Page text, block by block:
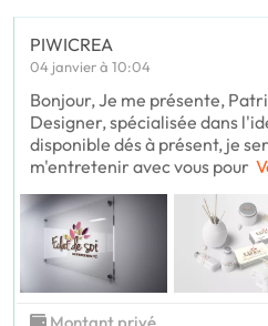
PIWICREA
04 janvier à 10:04
Bonjour, Je me présente,
Designer, spécialisée dans
disponible dés à présent, je
m'entretenir avec vous pour
Montant privé